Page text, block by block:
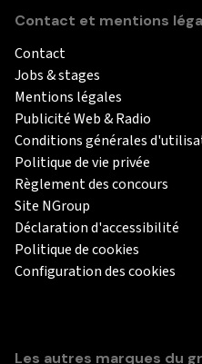
Contact et mentions
Contact
Jobs & stages
Mentions légales
Publicité Web & Radio
Conditions générales
Politique de vie privée
Règlement des concours
Site NGroup
Déclaration d'accessibilité
Politique de cookies
Configuration des cookies
Les autres marques du